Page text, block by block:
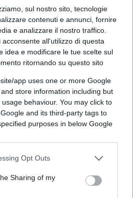
sul nostro sito, tecnologie
contenuti e annunci, fornire
e analizzare il nostro traffico.
all'utilizzo di questa
idea e modificare le tue scelte sul
ritornando su questo sito
app uses one or more Google
store information including but
behaviour. You may click to
and its third-party tags to
purposes in below Google
Opt Outs
Sharing of my
pagato con 1 milione
per “spingere” il
Tik Tok. Sarebbe lui la
per favorire il fronte
cerca la prova non solo
durante la
ma anche dei presunti
in favore diGeorgescu.
di essere intervenuta
l’assegnazione
e l’ordine dei candidati
partecipare al secondo